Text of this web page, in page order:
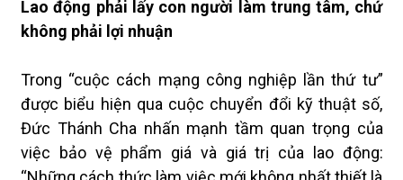
Lao động phải lấy con người làm trung tâm, chứ
không phải lợi nhuận
Trong “cuộc cách mạng công nghiệp lần thứ tư”
được biểu hiện qua cuộc chuyển đổi kỹ thuật số,
Đức Thánh Cha nhấn mạnh tầm quan trọng của
việc bảo vệ phẩm giá và giá trị của lao động: